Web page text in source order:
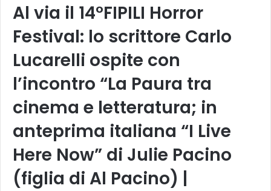
Al via il 14°FIPILI Horror
Festival: lo scrittore Carlo
Lucarelli ospite con
l’incontro “La Paura tra
cinema e letteratura; in
anteprima italiana “I Live
Here Now” di Julie Pacino
(figlia di Al Pacino) |